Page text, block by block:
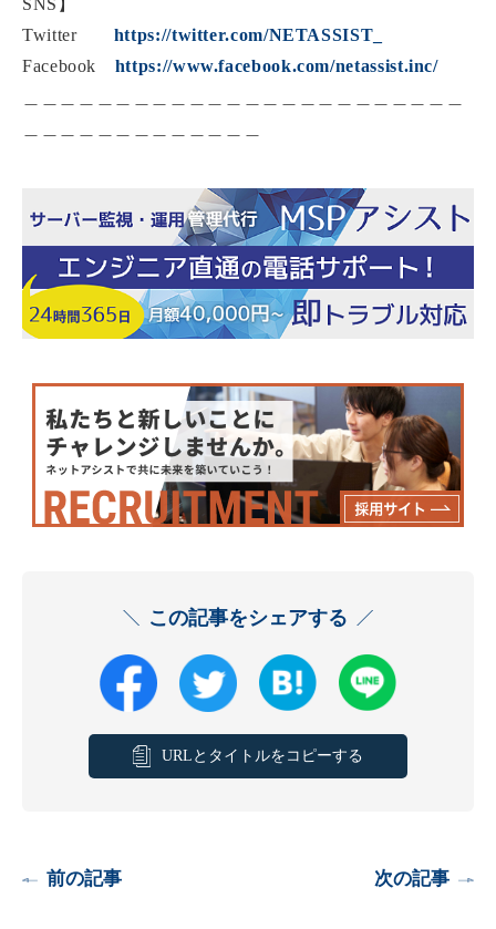
Twitter https://twitter.com/NETASSIST_
Facebook https://www.facebook.com/netassist.inc/
この記事をシェアする
URLとタイトルをコピーする
前の記事 次の記事